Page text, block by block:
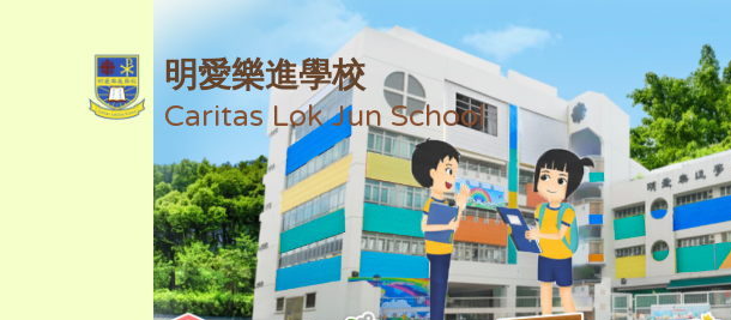
明愛樂進學校
Caritas Lok Jun School